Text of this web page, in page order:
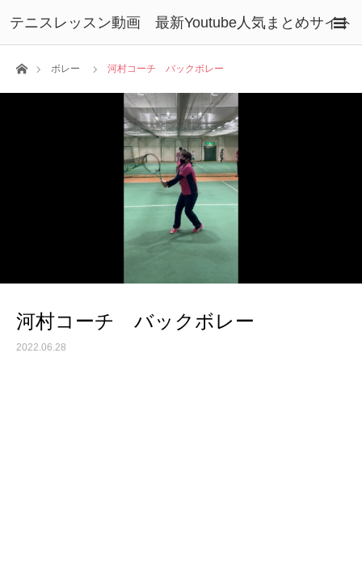
テニスレッスン動画 最新Youtube人気まとめサイト
ホームボレー 河村コーチ バックボレー
河村コーチ バックボレー
2022.06.28